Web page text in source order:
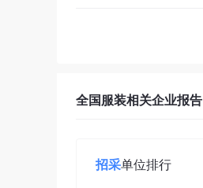
全国服装相关企业报告
招采单位排行